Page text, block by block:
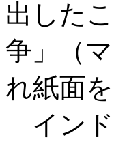
出した
争」（
れ紙面
インド